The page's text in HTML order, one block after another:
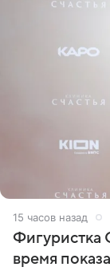
15 часов назад
Фигуристка
время